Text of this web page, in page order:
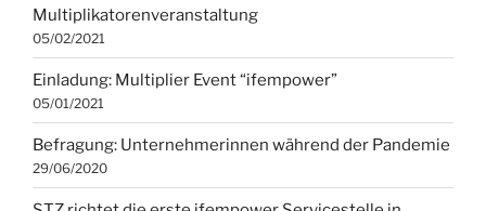
Multiplikatorenveranstaltung
05/02/2021
Einladung: Multiplier Event “ifempower”
05/01/2021
Befragung: Unternehmerinnen während der Pandemie
29/06/2020